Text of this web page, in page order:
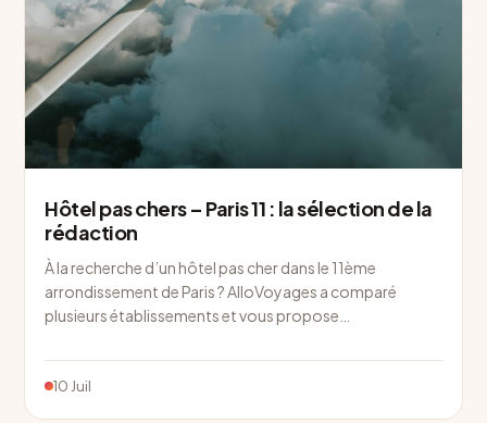
Hôtel pas chers – Paris 11 : la sélection de la
rédaction
À la recherche d’un hôtel pas cher dans le 11ème
arrondissement de Paris ? AlloVoyages a comparé
plusieurs établissements et vous propose…
10 Juil